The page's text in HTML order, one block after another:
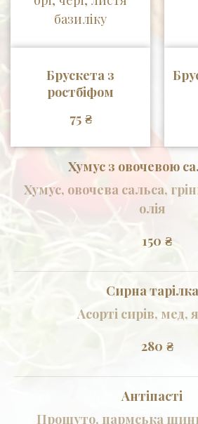
базиліку
Брускета з
ростбіфом
75 ₴
Хумус з овочевою
Хумус, овочева сальса,
олія
150 ₴
Сирна тарілка
Асорті сирів, мед,
280 ₴
Антіпасті
Прошуто, пармська